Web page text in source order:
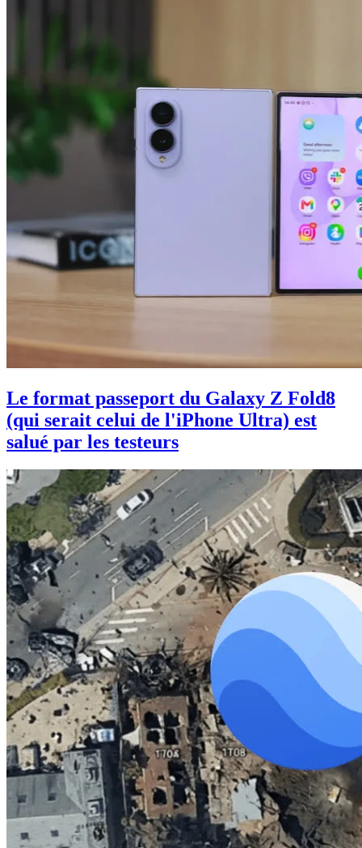
Le format passeport du Galaxy Z Fold8
(qui serait celui de l'iPhone Ultra) est
salué par les testeurs